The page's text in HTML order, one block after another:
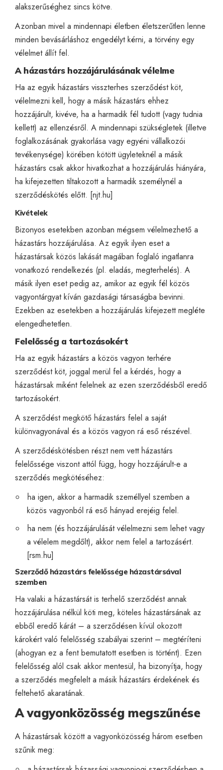
alakszerűséghez sincs kötve.
Azonban mivel a mindennapi életben életszerűtlen lenne
minden bevásárláshoz engedélyt kérni, a törvény egy
vélelmet állít fel.
A házastárs hozzájárulásának vélelme
Ha az egyik házastárs visszterhes szerződést köt,
vélelmezni kell, hogy a másik házastárs ehhez
hozzájárult, kivéve, ha a harmadik fél tudott (vagy tudnia
kellett) az ellenzésről. A mindennapi szükségletek (illetve
foglalkozásának gyakorlása vagy egyéni vállalkozói
tevékenysége) körében kötött ügyleteknél a másik
házastárs csak akkor hivatkozhat a hozzájárulás hiányára,
ha kifejezetten tiltakozott a harmadik személynél a
szerződéskötés előtt. [njt.hu]
Kivételek
Bizonyos esetekben azonban mégsem vélelmezhető a
házastárs hozzájárulása. Az egyik ilyen eset a
házastársak közös lakását magában foglaló ingatlanra
vonatkozó rendelkezés (pl. eladás, megterhelés). A
másik ilyen eset pedig az, amikor az egyik fél közös
vagyontárgyat kíván gazdasági társaságba bevinni.
Ezekben az esetekben a hozzájárulás kifejezett megléte
elengedhetetlen.
Felelősség a tartozásokért
Ha az egyik házastárs a közös vagyon terhére
szerződést köt, joggal merül fel a kérdés, hogy a
házastársak miként felelnek az ezen szerződésből eredő
tartozásokért.
A szerződést megkötő házastárs felel a saját
különvagyonával és a közös vagyon rá eső részével.
A szerződéskötésben részt nem vett házastárs
felelőssége viszont attól függ, hogy hozzájárult-e a
szerződés megkötéséhez:
ha igen, akkor a harmadik személlyel szemben a
közös vagyonból rá eső hányad erejéig felel.
ha nem (és hozzájárulását vélelmezni sem lehet vagy
a vélelem megdőlt), akkor nem felel a tartozásért.
[rsm.hu]
Szerződő házastárs felelőssége házastársával
szemben
Ha valaki a házastársát is terhelő szerződést annak
hozzájárulása nélkül köti meg, köteles házastársának az
ebből eredő kárát – a szerződésen kívül okozott
károkért való felelősség szabályai szerint – megtéríteni
(ahogyan ez a fent bemutatott esetben is történt). Ezen
felelősség alól csak akkor mentesül, ha bizonyítja, hogy
a szerződés megfelelt a másik házastárs érdekének és
feltehető akaratának.
A vagyonközösség megszűnése
A házastársak között a vagyonközösség három esetben
szűnik meg: